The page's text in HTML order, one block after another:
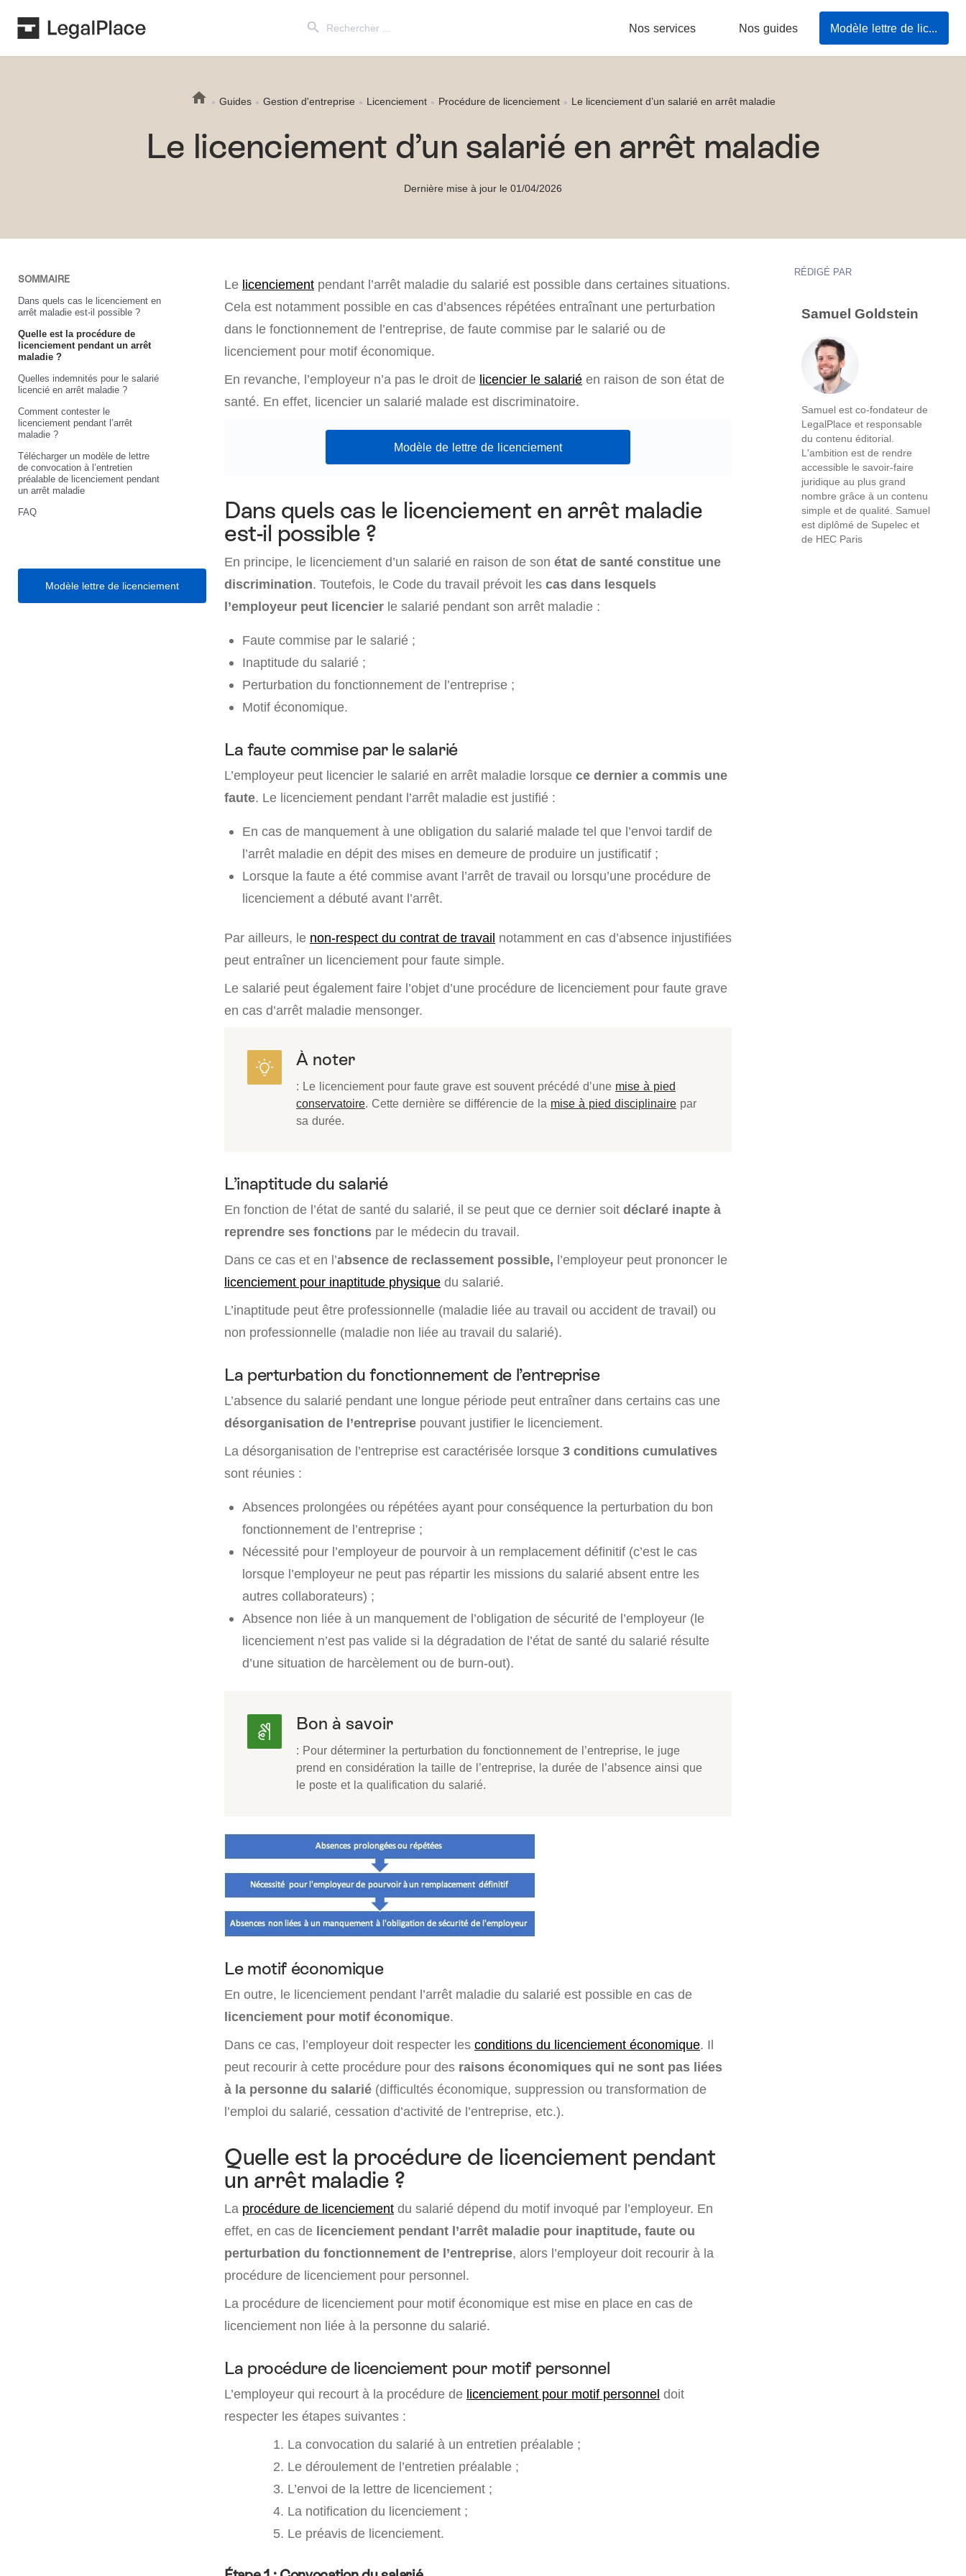
for:
Nos services
Nos guides Modèle lettre de licenciement
Guides Gestion d'entreprise Licenciement Procédure de licenciement Le licenciement d’un salarié en arrêt maladie
Le licenciement d’un salarié en arrêt maladie
Dernière mise à jour le 01/04/2026
SOMMAIRE
Dans quels cas le licenciement en
arrêt maladie est-il possible ?
Quelle est la procédure de
licenciement pendant un arrêt
maladie ?
Quelles indemnités pour le salarié
licencié en arrêt maladie ?
Comment contester le
licenciement pendant l’arrêt
maladie ?
Télécharger un modèle de lettre
de convocation à l’entretien
préalable de licenciement pendant
un arrêt maladie
FAQ
Modèle lettre de licenciement
Le licenciement pendant l’arrêt maladie du salarié est possible dans certaines situations.
Cela est notamment possible en cas d’absences répétées entraînant une perturbation
dans le fonctionnement de l’entreprise, de faute commise par le salarié ou de
licenciement pour motif économique.
En revanche, l’employeur n’a pas le droit de licencier le salarié en raison de son état de
santé. En effet, licencier un salarié malade est discriminatoire.
Modèle de lettre de licenciement
Dans quels cas le licenciement en arrêt maladie
est-il possible ?
En principe, le licenciement d’un salarié en raison de son état de santé constitue une
discrimination. Toutefois, le Code du travail prévoit les cas dans lesquels
l’employeur peut licencier le salarié pendant son arrêt maladie :
Faute commise par le salarié ;
Inaptitude du salarié ;
Perturbation du fonctionnement de l’entreprise ;
Motif économique.
La faute commise par le salarié
L’employeur peut licencier le salarié en arrêt maladie lorsque ce dernier a commis une
faute. Le licenciement pendant l’arrêt maladie est justifié :
En cas de manquement à une obligation du salarié malade tel que l’envoi tardif de
l’arrêt maladie en dépit des mises en demeure de produire un justificatif ;
Lorsque la faute a été commise avant l’arrêt de travail ou lorsqu’une procédure de
licenciement a débuté avant l’arrêt.
Par ailleurs, le non-respect du contrat de travail notamment en cas d’absence injustifiées
peut entraîner un licenciement pour faute simple.
Le salarié peut également faire l’objet d’une procédure de licenciement pour faute grave
en cas d’arrêt maladie mensonger.
À noter
: Le licenciement pour faute grave est souvent précédé d’une mise à pied
conservatoire. Cette dernière se différencie de la mise à pied disciplinaire par
sa durée.
L’inaptitude du salarié
En fonction de l’état de santé du salarié, il se peut que ce dernier soit déclaré inapte à
reprendre ses fonctions par le médecin du travail.
Dans ce cas et en l’absence de reclassement possible, l’employeur peut prononcer le
licenciement pour inaptitude physique du salarié.
L’inaptitude peut être professionnelle (maladie liée au travail ou accident de travail) ou
non professionnelle (maladie non liée au travail du salarié).
La perturbation du fonctionnement de l’entreprise
L’absence du salarié pendant une longue période peut entraîner dans certains cas une
désorganisation de l’entreprise pouvant justifier le licenciement.
La désorganisation de l’entreprise est caractérisée lorsque 3 conditions cumulatives
sont réunies :
Absences prolongées ou répétées ayant pour conséquence la perturbation du bon
fonctionnement de l’entreprise ;
Nécessité pour l’employeur de pourvoir à un remplacement définitif (c’est le cas
lorsque l’employeur ne peut pas répartir les missions du salarié absent entre les
autres collaborateurs) ;
Absence non liée à un manquement de l’obligation de sécurité de l’employeur (le
licenciement n’est pas valide si la dégradation de l’état de santé du salarié résulte
d’une situation de harcèlement ou de burn-out).
Bon à savoir
: Pour déterminer la perturbation du fonctionnement de l’entreprise, le juge
prend en considération la taille de l’entreprise, la durée de l’absence ainsi que
le poste et la qualification du salarié.
Le motif économique
En outre, le licenciement pendant l’arrêt maladie du salarié est possible en cas de
licenciement pour motif économique.
Dans ce cas, l’employeur doit respecter les conditions du licenciement économique. Il
peut recourir à cette procédure pour des raisons économiques qui ne sont pas liées
à la personne du salarié (difficultés économique, suppression ou transformation de
l’emploi du salarié, cessation d’activité de l’entreprise, etc.).
Quelle est la procédure de licenciement pendant
un arrêt maladie ?
La procédure de licenciement du salarié dépend du motif invoqué par l’employeur. En
effet, en cas de licenciement pendant l’arrêt maladie pour inaptitude, faute ou
perturbation du fonctionnement de l’entreprise, alors l’employeur doit recourir à la
procédure de licenciement pour personnel.
La procédure de licenciement pour motif économique est mise en place en cas de
licenciement non liée à la personne du salarié.
La procédure de licenciement pour motif personnel
L’employeur qui recourt à la procédure de licenciement pour motif personnel doit
respecter les étapes suivantes :
La convocation du salarié à un entretien préalable ;
Le déroulement de l’entretien préalable ;
L’envoi de la lettre de licenciement ;
La notification du licenciement ;
Le préavis de licenciement.
RÉDIGÉ PAR
Samuel Goldstein
Samuel est co-fondateur de
LegalPlace et responsable
du contenu éditorial.
L'ambition est de rendre
accessible le savoir-faire
juridique au plus grand
nombre grâce à un contenu
simple et de qualité. Samuel
est diplômé de Supelec et
de HEC Paris